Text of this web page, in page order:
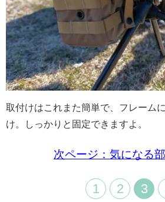
取付けはこれまた簡単で、フレーム
け。しっかりと固定できますよ。
次ページ：気になる
1 2 3